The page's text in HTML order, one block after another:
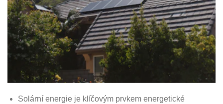
Solární energie je klíčovým prvkem energetické